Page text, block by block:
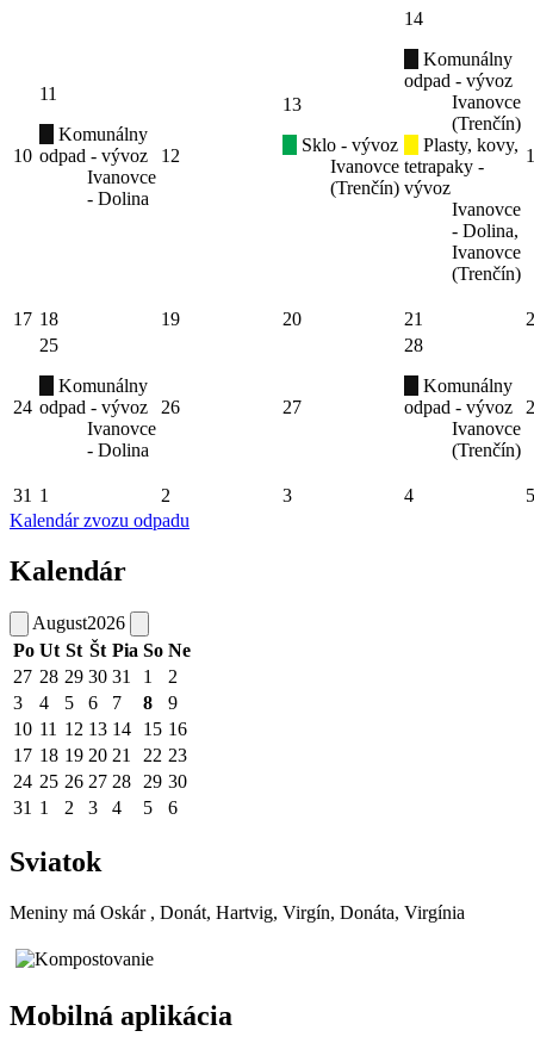
10
11
Komunálny
odpad - vývoz
Ivanovce
- Dolina
12
13
Sklo - vývoz
Ivanovce
(Trenčín)
14
Komunálny
odpad - vývoz
Ivanovce
(Trenčín)
Plasty, kovy,
tetrapaky -
vývoz
Ivanovce
- Dolina,
Ivanovce
(Trenčín)
17 18 19 20 21
24
25
Komunálny
odpad - vývoz
Ivanovce
- Dolina
26 27
28
Komunálny
odpad - vývoz
Ivanovce
(Trenčín)
31 1 2 3 4
5
Kalendár zvozu odpadu
Kalendár
August2026
Po Ut St Št Pia So Ne
27 28 29 30 31 1
2
3
4 5 6 7 8
9
10 11 12 13 14 15 16
17 18 19 20 21 22 23
24 25 26 27 28 29 30
31 1 2 3 4 5 6
Sviatok
Meniny má Oskár , Donát, Hartvig, Virgín, Donáta, Virgínia
Mobilná aplikácia